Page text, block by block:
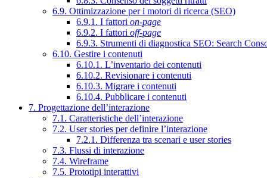
6.9. Ottimizzazione per i motori di ricerca (SEO)
6.9.1. I fattori on-page
6.9.2. I fattori off-page
6.9.3. Strumenti di diagnostica SEO: Search
6.10. Gestire i contenuti
6.10.1. L’inventario dei contenuti
6.10.2. Revisionare i contenuti
6.10.3. Migrare i contenuti
6.10.4. Pubblicare i contenuti
7. Progettazione dell’interazione
7.1. Caratteristiche dell’interazione
7.2. User stories per definire l’interazione
7.2.1. Differenza tra scenari e user stories
7.3. Flussi di interazione
7.4. Wireframe
7.5. Prototipi interattivi